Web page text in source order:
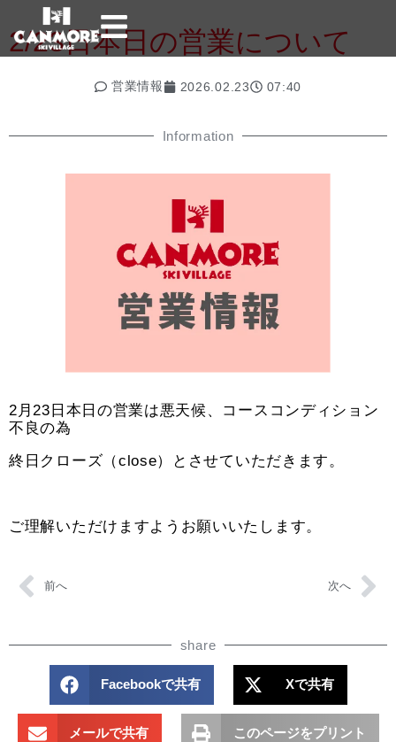
2/23日本日の営業について
営業情報 2026.02.23 07:40
Information
2月23日本日の営業は悪天候、コースコンディション
不良の為
終日クローズ（close）とさせていただきます。
ご理解いただけますようお願いいたします。
前へ 次へ
share
Facebookで共有 Xで共有
メールで共有 このページをプリント